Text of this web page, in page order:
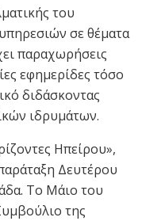
του
σε θέματα
παραχωρήσεις
εφημερίδες τόσο
διδάσκοντας
ιδρυμάτων.
Ηπείρου»,
Δευτέρου
Το Μάιο του
της